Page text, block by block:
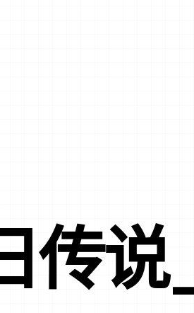
传说